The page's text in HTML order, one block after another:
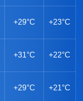
+29°C +23°C
+31°C +22°C
+29°C +21°C